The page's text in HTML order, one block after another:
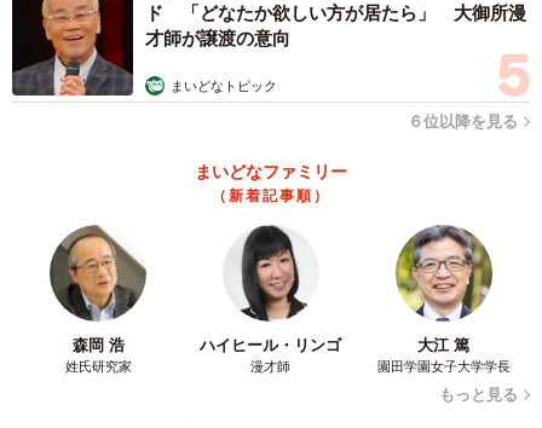
ド 「どなたか欲しい方が居たら」 大御所漫
才師が譲渡の意向
まいどなトピック
６位以降を見る
まいどなファミリー
（新着記事順）
森岡 浩
姓氏研究家
ハイヒール・リンゴ
漫才師
大江 篤
園田学園女子大学学長
もっと見る